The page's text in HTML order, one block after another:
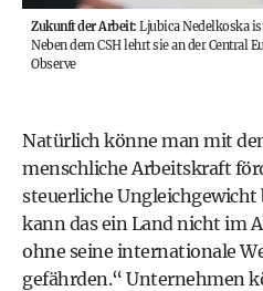
Zukunft der Arbeit: Ljubica Nedelkoska
Neben dem CSH lehrt sie an der Central
Observe
Natürlich könne man mit
menschliche Arbeitskraft
steuerliche
kann das ein Land nicht im
ohne seine internationale
gefährden.“ Unternehmen